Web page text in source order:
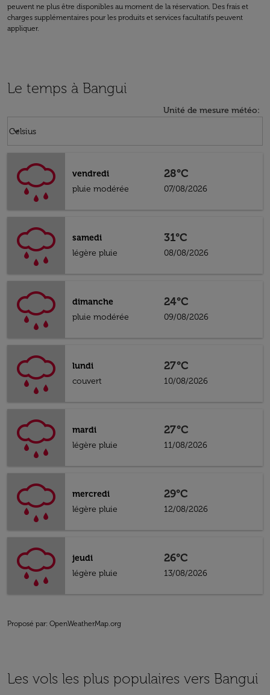
peuvent ne plus être disponibles au moment de la réservation. Des frais et
charges supplémentaires pour les produits et services facultatifs peuvent
appliquer.
Le temps à Bangui
Unité de mesure météo:
Celsius
keyboard_arrow_down
vendredi
pluie modérée
28°C
07/08/2026
samedi
légère pluie
31°C
08/08/2026
dimanche
pluie modérée
24°C
09/08/2026
lundi
couvert
27°C
10/08/2026
mardi
légère pluie
27°C
11/08/2026
mercredi
légère pluie
29°C
12/08/2026
jeudi
légère pluie
26°C
13/08/2026
Proposé par: OpenWeatherMap.org
Les vols les plus populaires vers Bangui